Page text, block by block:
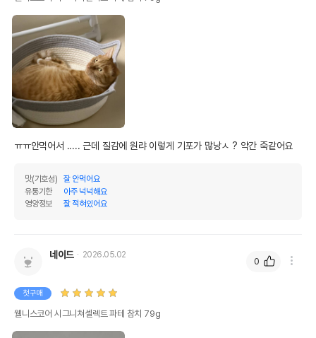
ㅠㅠ안먹어서 ..... 근데 질감에 원랴 이렇게 기포가 많낭ㅅ ? 약간 죽같어요
맛(기호성)
잘 안먹어요
유통기한
아주 넉넉해요
영양정보
잘 적혀있어요
네이드 2026.05.02
첫구매
웰니스코어 시그니쳐셀렉트 파테 참치 79g
0